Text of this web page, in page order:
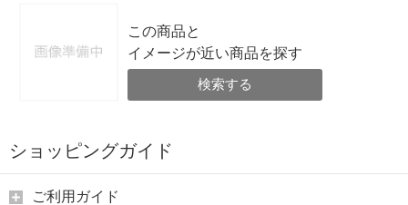
この商品と
イメージが近い商品を探す
検索する
ショッピングガイド
ご利用ガイド